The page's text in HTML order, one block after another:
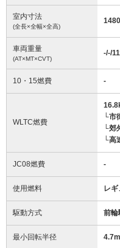
室内寸法
(全長×全幅×全高)
1480
車両重量
(AT×MT×CVT)
-/-/
10・15燃費 -
WLTC燃費
└市
└郊
└高
JC08燃費 -
使用燃料 レギ
駆動方式 前輪
最小回転半径 4.7m